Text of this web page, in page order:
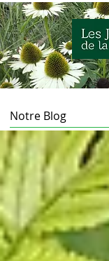
Notre Blog